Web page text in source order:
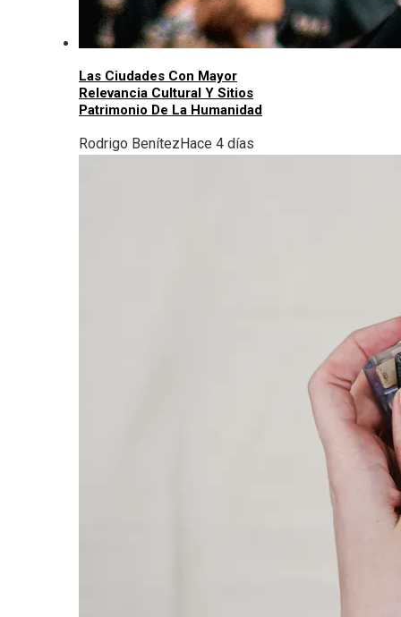
Las Ciudades Con Mayor
Relevancia Cultural Y Sitios
Patrimonio De La Humanidad
Rodrigo BenítezHace 4 días